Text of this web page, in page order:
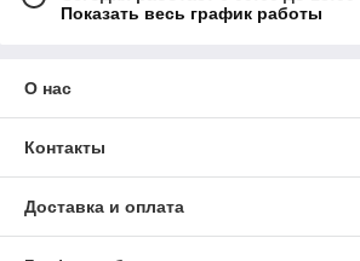
Показать весь график работы
О нас
Контакты
Доставка и оплата